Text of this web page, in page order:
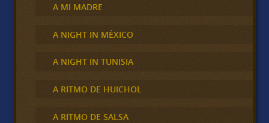
A MI MADRE
A NIGHT IN MÉXICO
A NIGHT IN TUNISIA
A RITMO DE HUICHOL
A RITMO DE SALSA